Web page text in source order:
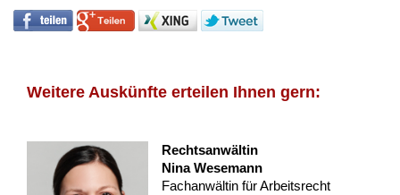
Weitere Auskünfte erteilen Ihnen gern:
Rechtsanwältin
Nina Wesemann
Fachanwältin für Arbeitsrecht